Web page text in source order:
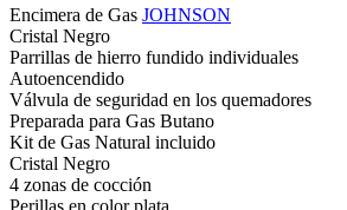
Encimera de Gas JOHNSON
Cristal Negro
Parrillas de hierro fundido individuales
Autoencendido
Válvula de seguridad en los quemadores
Preparada para Gas Butano
Kit de Gas Natural incluido
Cristal Negro
4 zonas de cocción
Perillas en color plata